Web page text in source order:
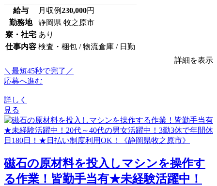
給与 月収例230,000円
勤務地
静岡県 牧之原市
寮・社宅 あり
仕事内容 検査・梱包 / 物流倉庫 / 日勤
詳細を表示
＼最短45秒で完了／
応募へ進む
詳しく
見る
磁石の原材料を投入しマシンを操作す
る作業！皆勤手当有★未経験活躍中！